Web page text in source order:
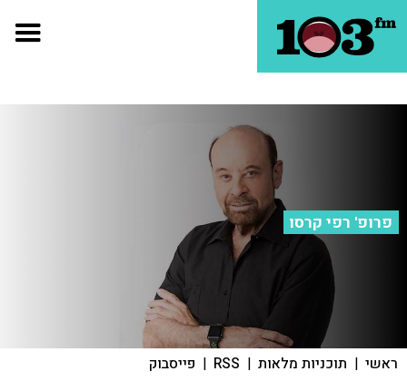
פרופ' רפי קרסו
ראשי | תוכניות מלאות |
RSS
| פייסבוק